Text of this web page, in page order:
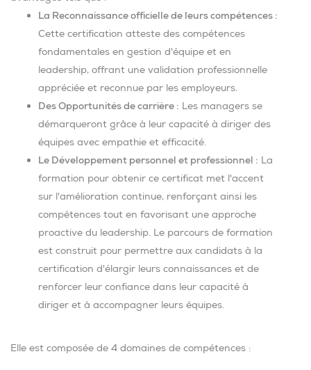
La Reconnaissance officielle de leurs compétences :
Cette certification atteste des compétences
fondamentales en gestion d'équipe et en
leadership, offrant une validation professionnelle
appréciée et reconnue par les employeurs.
Des Opportunités de carrière : Les managers se
démarqueront grâce à leur capacité à diriger des
équipes avec empathie et efficacité.
Le Développement personnel et professionnel : La
formation pour obtenir ce certificat met l'accent
sur l'amélioration continue, renforçant ainsi les
compétences tout en favorisant une approche
proactive du leadership. Le parcours de formation
est construit pour permettre aux candidats à la
certification d'élargir leurs connaissances et de
renforcer leur confiance dans leur capacité à
diriger et à accompagner leurs équipes.
Elle est composée de 4 domaines de compétences :